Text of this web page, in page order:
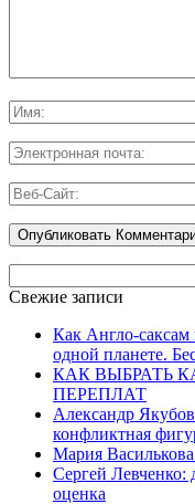
Свежие записи
Как Англо-
одной планете.
КАК ВЫБРАТЬ
ПЕРЕПЛАТ
Александр
конфликтная
Мария
Сергей Левченко:
оценка